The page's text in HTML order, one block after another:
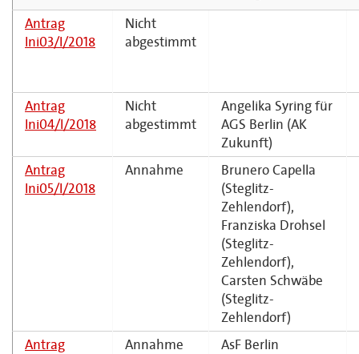
Antrag
Ini03/I/2018
Nicht
abgestimmt
Antrag
Ini04/I/2018
Nicht
abgestimmt
Angelika Syring für
AGS Berlin (AK
Zukunft)
Antrag
Ini05/I/2018
Annahme
Brunero Capella
(Steglitz-
Zehlendorf),
Franziska Drohsel
(Steglitz-
Zehlendorf),
Carsten Schwäbe
(Steglitz-
Zehlendorf)
Antrag
Annahme AsF Berlin